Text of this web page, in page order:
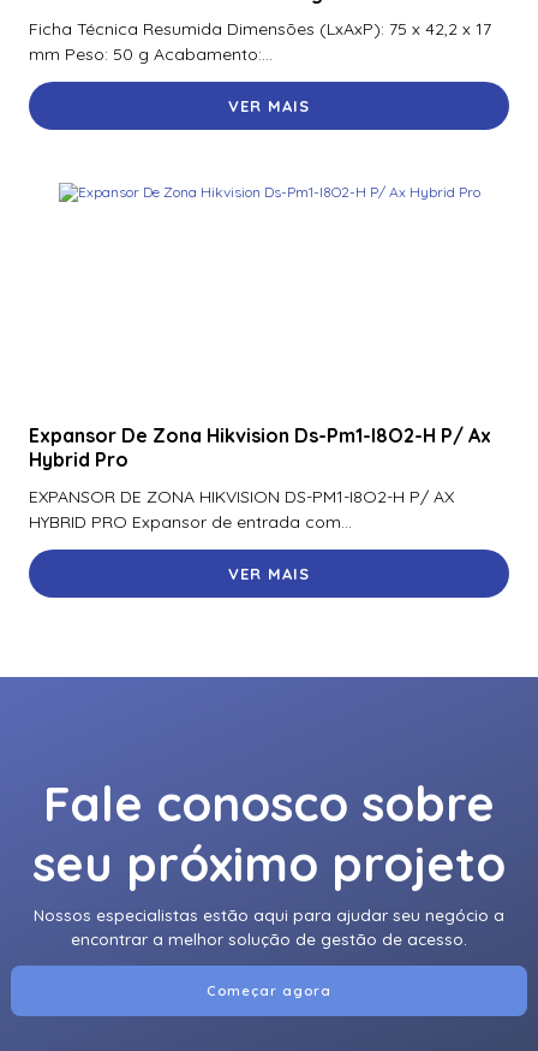
Ficha Técnica Resumida Dimensões (LxAxP): 75 x 42,2 x 17
mm Peso: 50 g Acabamento:...
VER MAIS
Expansor De Zona Hikvision Ds-Pm1-I8O2-H P/ Ax
Hybrid Pro
EXPANSOR DE ZONA HIKVISION DS-PM1-I8O2-H P/ AX
HYBRID PRO Expansor de entrada com...
VER MAIS
Fale conosco sobre
seu próximo projeto
Nossos especialistas estão aqui para ajudar seu negócio a
encontrar a melhor solução de gestão de acesso.
Começar agora